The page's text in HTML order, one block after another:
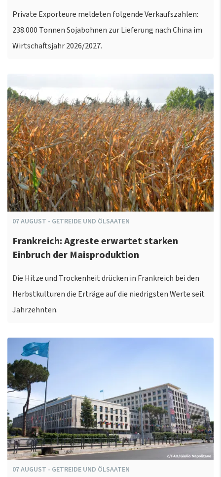
Private Exporteure meldeten folgende Verkaufszahlen:
238.000 Tonnen Sojabohnen zur Lieferung nach China im
Wirtschaftsjahr 2026/2027.
07AUGUST - GETREIDE UND ÖLSAATEN
Frankreich: Agreste erwartet starken
Einbruch der Maisproduktion
Die Hitze und Trockenheit drücken in Frankreich bei den
Herbstkulturen die Erträge auf die niedrigsten Werte seit
Jahrzehnten.
07AUGUST - GETREIDE UND ÖLSAATEN